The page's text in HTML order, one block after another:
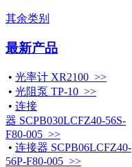
其余类别
最新产品
• 光率计 XR2100 >>
• 光阻泵 TP-10 >>
• 连接
器 SCPB030LCFZ40-56S-
F80-005 >>
• 连接器 SCPB06LCFZ40-
56P-F80-005 >>